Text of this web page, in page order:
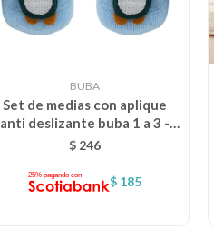
BUBA
Set de medias con aplique
anti deslizante buba 1 a 3 -
Pingüino Celeste
$ 246
$ 185